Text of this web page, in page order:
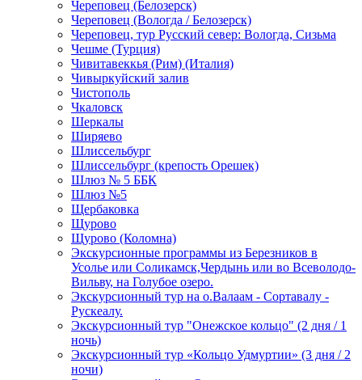
Череповец (Белозерск)
Череповец (Вологда / Белозерск)
Череповец, тур Русский север: Вологда, Сизьма
Чешме (Турция)
Чивитавеккья (Рим) (Италия)
Чивыркуйский залив
Чистополь
Чкаловск
Шеркалы
Ширяево
Шлиссельбург
Шлиссельбург (крепость Орешек)
Шлюз № 5 ББК
Шлюз №5
Щербаковка
Щурово
Щурово (Коломна)
Экскурсионные программы из Березников в
Усолье или Соликамск,Чердынь или во Всеволодо-
Вильву, на Голубое озеро.
Экскурсионный тур на о.Валаам - Сортавалу -
Рускеалу.
Экскурсионный тур "Онежское кольцо" (2 дня / 1
ночь)
Экскурсионный тур «Кольцо Удмуртии» (3 дня / 2
ночи)